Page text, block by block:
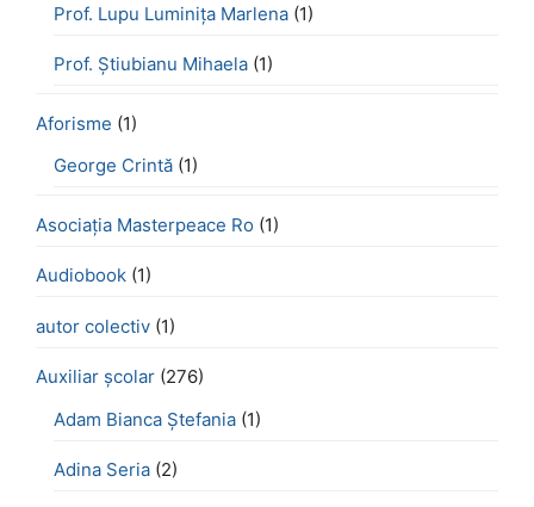
Prof. Lupu Luminița Marlena (1)
Prof. Știubianu Mihaela (1)
Aforisme (1)
George Crintă (1)
Asociația Masterpeace Ro (1)
Audiobook (1)
autor colectiv (1)
Auxiliar școlar (276)
Adam Bianca Ștefania (1)
Adina Seria (2)